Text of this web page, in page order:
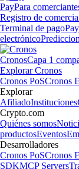
PayPara
Registro de
Terminal de pago
electrónico
CronosCapa 1
Explorar Cronos
Cronos PoSCronos
Explorar
AfiliadoInstituciones
Crypto.com
Quiénes somos
productosEventos
Desarrolladores
Cronos PoSCronos
SDKMCP Servers